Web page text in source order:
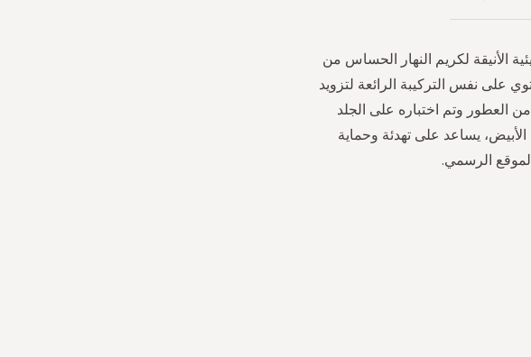
الأنيقة لكريم النهار الحساس من
على نفس التركيبة الرائعة لتزويد
العطور وتم اختباره على الجلد
يساعد على تهدئة وحماية
الرسمي.